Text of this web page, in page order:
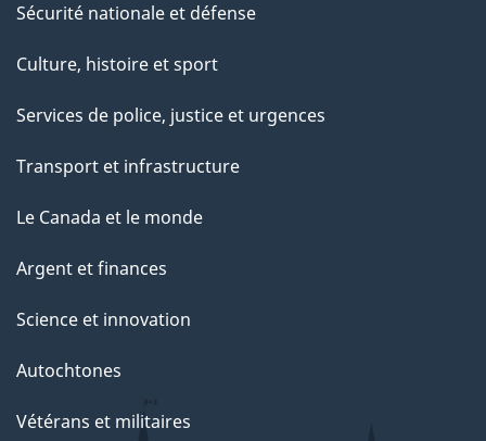
Sécurité nationale et défense
Culture, histoire et sport
Services de police, justice et urgences
Transport et infrastructure
Le Canada et le monde
Argent et finances
Science et innovation
Autochtones
Vétérans et militaires